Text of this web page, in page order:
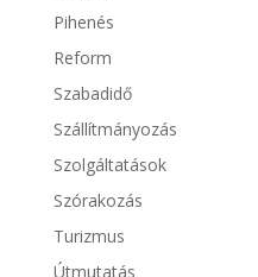
Pihenés
Reform
Szabadidő
Szállítmányozás
Szolgáltatások
Szórakozás
Turizmus
Útmutatás